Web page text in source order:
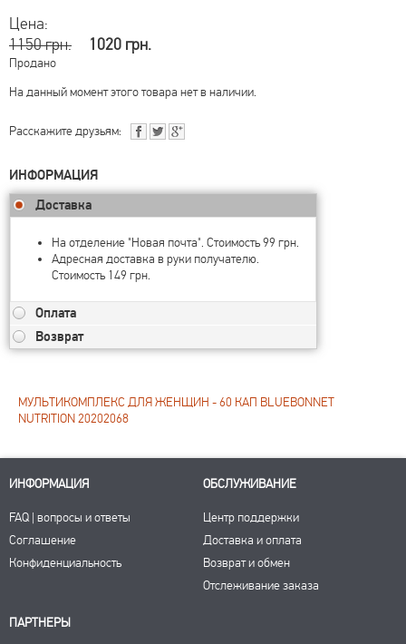
Цена:
1150 грн.
1020 грн.
Продано
На данный момент этого товара нет в наличии.
Расскажите друзьям:
ИНФОРМАЦИЯ
Доставка
На отделение "Новая почта". Стоимость 99 грн.
Адресная доставка в руки получателю.
Стоимость 149 грн.
Оплата
Возврат
МУЛЬТИКОМПЛЕКС ДЛЯ ЖЕНЩИН - 60 КАП BLUEBONNET
NUTRITION 20202068
ИНФОРМАЦИЯ
FAQ | вопросы и ответы
Соглашение
Конфиденциальность
ОБСЛУЖИВАНИЕ
Центр поддержки
Доставка и оплата
Возврат и обмен
Отслеживание заказа
ПАРТНЕРЫ